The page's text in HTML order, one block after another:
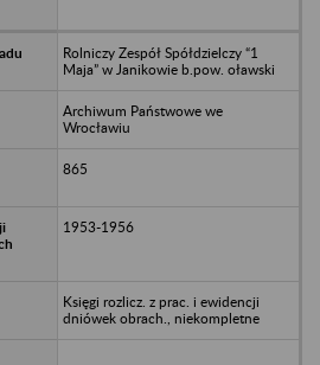
Rolniczy Zespół Spółdzielczy “1
Maja” w Janikowie b.pow. oławski
Archiwum Państwowe we
Wrocławiu
865
1953-1956
Księgi rozlicz. z prac. i ewidencji
dniówek obrach., niekompletne